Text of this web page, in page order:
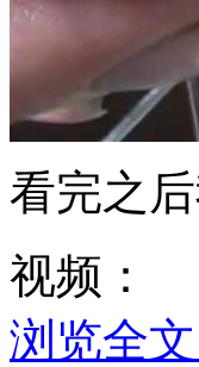
看完之
视频：
浏览全